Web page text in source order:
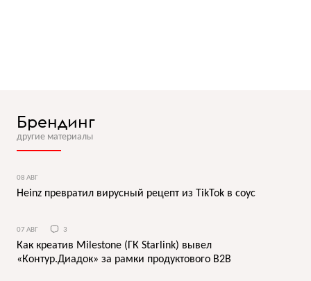
Брендинг
другие материалы
08 АВГ
Heinz превратил вирусный рецепт из TikTok в соус
07 АВГ 3
Как креатив Milestone (ГК Starlink) вывел
«Контур.Диадок» за рамки продуктового B2B